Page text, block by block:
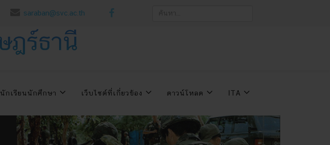
saraban@svc.ac.th
นักเรียนนักศึกษา เว็บไซต์ที่เกี่ยวข้อง ดาวน์โหลด ITA